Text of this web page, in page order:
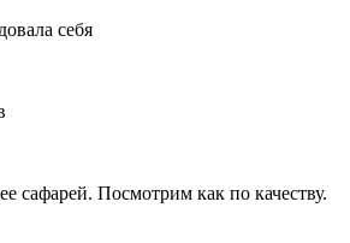
себя
сафарей. Посмотрим как по качеству.